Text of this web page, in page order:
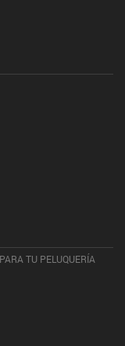
TU PELUQUERÍA